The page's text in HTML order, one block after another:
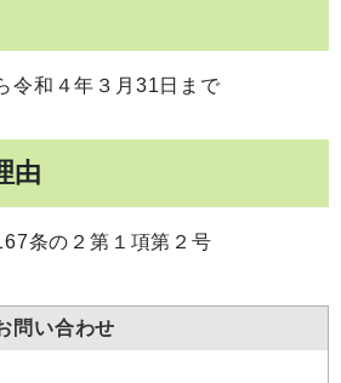
令和４年３月31日まで
由
条の２第１項第２号
問い合わせ